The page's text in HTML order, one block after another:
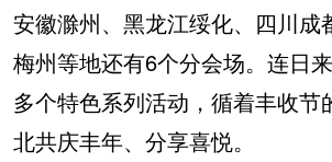
安徽滁州、黑龙江绥化、四川成
梅州等地还有6个分会场。连日
多个特色系列活动，循着丰收节
北共庆丰年、分享喜悦。